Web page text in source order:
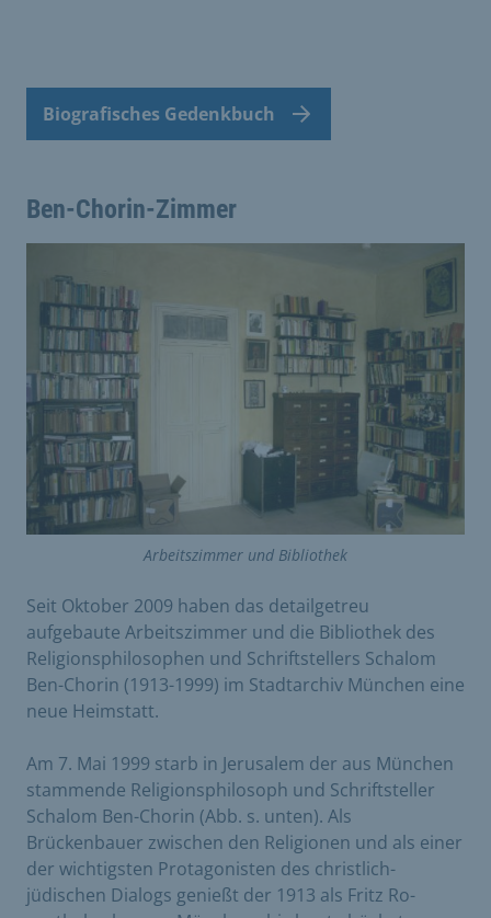
Biografisches Gedenkbuch
Ben-Chorin-Zimmer
Arbeitszimmer und Bibliothek
Seit Oktober 2009 haben das detailgetreu
aufgebaute Arbeitszimmer und die Bibliothek des
Religionsphilosophen und Schriftstellers Schalom
Ben-Chorin (1913-1999) im Stadtarchiv München eine
neue Heimstatt.
Am 7. Mai 1999 starb in Jerusalem der aus München
stammende Religionsphilosoph und Schrift­steller
Schalom Ben-Chorin (Abb. s. unten). Als
Brückenbauer zwischen den Religionen und als einer
der wichtigsten Protagonisten des christlich-
jüdischen Dialogs genießt der 1913 als Fritz Ro­